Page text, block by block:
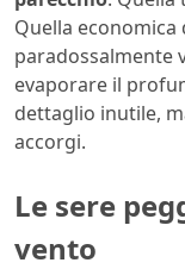
Quella
paradossalmente
evaporare il
dettaglio inutile,
accorgi.
Le sere
vento